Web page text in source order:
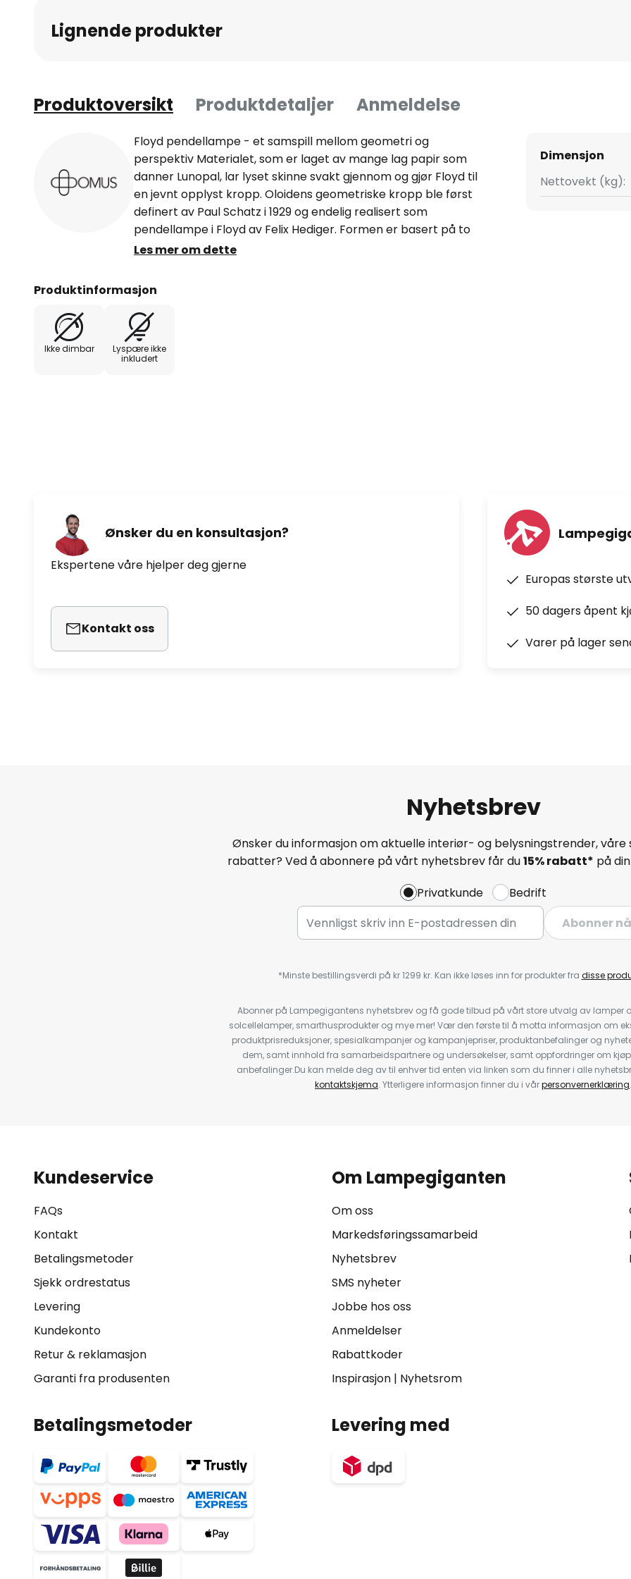
bildegalleri
Lignende produkter
Produktoversikt Produktdetaljer Anmeldelse
Floyd pendellampe - et samspill mellom geometri og
perspektiv Materialet, som er laget av mange lag papir som
danner Lunopal, lar lyset skinne svakt gjennom og gjør Floyd til
en jevnt opplyst kropp. Oloidens geometriske kropp ble først
definert av Paul Schatz i 1929 og endelig realisert som
pendellampe i Floyd av Felix Hediger. Formen er basert på to
sirkler som krysser hverandre, og de rette forbindelsene
oloidens overflate. I Floyd er sirklene laget av snorer, mens
Lunopal som er strukket mellom dem, danner styreflatene.
Les mer om dette
Produktinformasjon
Ikke dimbar
Lyspære ikke
inkludert
Dimensjon
Nettovekt (kg):
Ønsker du en konsultasjon?
Ekspertene våre hjelper deg gjerne
Kontakt oss
Europas største
50 dagers åpent
Varer på lager
Nyhetsbrev
Ønsker du informasjon om aktuelle interiør- og belysningstrender, våre
rabatter? Ved å abonnere på vårt nyhetsbrev får du15% rabatt* på
Privatkunde
Bedrift
Abonner nå
*Minste bestillingsverdi på kr 1299 kr. Kan ikke løses inn for produkter fra disse
Abonner på Lampegigantens nyhetsbrev og få gode tilbud på vårt store utvalg av lamper
solcellelamper, smarthusprodukter og mye mer! Vær den første til å motta informasjon om
produktprisreduksjoner, spesialkampanjer og kampanjepriser, produktanbefalinger og
dem, samt innhold fra samarbeidspartnere og undersøkelser, samt oppfordringer om
anbefalinger.Du kan melde deg av til enhver tid enten via linken som du finner i alle
kontaktskjema. Ytterligere informasjon finner du i vårpersonvernerklæring.
Kundeservice
FAQs
Kontakt
Betalingsmetoder
Sjekk ordrestatus
Levering
Kundekonto
Retur & reklamasjon
Garanti fra produsenten
Om Lampegiganten
Om oss
Markedsføringssamarbeid
Nyhetsbrev
SMS nyheter
Jobbe hos oss
Anmeldelser
Rabattkoder
Inspirasjon| Nyhetsrom
Betalingsmetoder Levering med